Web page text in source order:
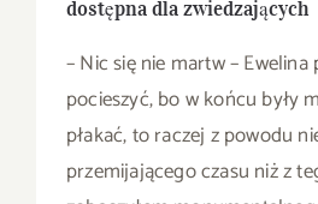
dostępna dla zwiedzających
– Nic się nie martw –
pocieszyć, bo w końcu były
płakać, to raczej z powodu
przemijającego czasu niż z